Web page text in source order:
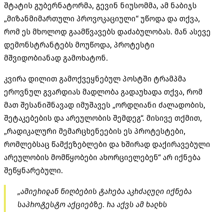
შტატის გუბერნატორმა, გევინ ნიუსომმა, ამ ნაბიჯს
„მიზანმიმართული პროვოკაციული“ უწოდა და თქვა,
რომ ეს მხოლოდ გაამწვავებს დაძაბულობას. მან ასევე
დემონსტრანტებს მოუწოდა, პროტესტი
მშვიდობიანად გამოხატონ.
კვირა დილით გამოქვეყნებულ პოსტში ტრამპმა
ეროვნულ გვარდიას მადლობა გადაუხადა თქვა, რომ
მათ შესანიშნავად იმუშავეს „ორდღიანი ძალადობის,
შეტაკებების და არეულობის შემდეგ“. მისივე თქმით,
„რადიკალური მემარცხენეების ეს პროტესტები,
რომლებსაც წამქეზებლები და ხშირად დაქირავებული
არეულობის მომწყობები ახორციელებენ“ არ იქნება
შეწყნარებული.
„ამიერიდან ნიღბების ტარება აკრძალული იქნება
საპროტესტო აქციებზე. რა აქვს ამ ხალხს